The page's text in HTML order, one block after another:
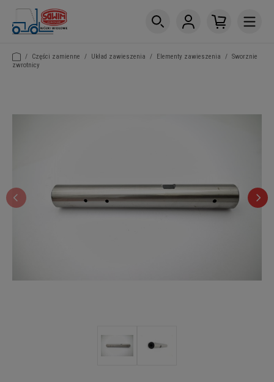
/ Części zamienne / Układ zawieszenia / Elementy zawieszenia / Sworznie
zwrotnicy